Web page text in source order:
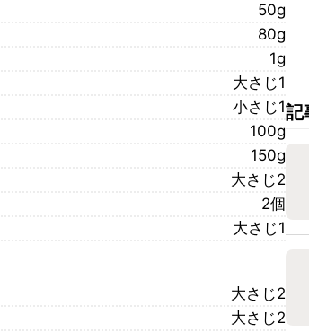
50g
80g
1g
大さじ1
小さじ1
100g
150g
大さじ2
2個
大さじ1
大さじ2
大さじ2
記